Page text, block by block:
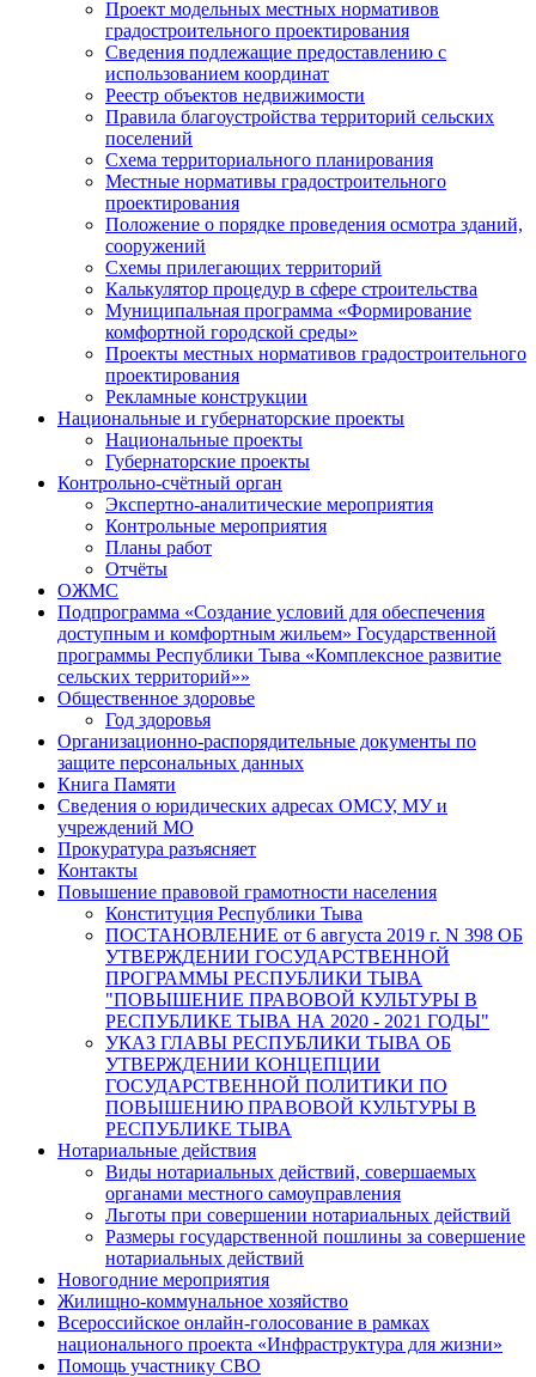
Проект модельных местных нормативов
градостроительного проектирования
Сведения подлежащие предоставлению с
использованием координат
Реестр объектов недвижимости
Правила благоустройства территорий сельских
поселений
Схема территориального планирования
Местные нормативы градостроительного
проектирования
Положение о порядке проведения осмотра зданий,
сооружений
Схемы прилегающих территорий
Калькулятор процедур в сфере строительства
Муниципальная программа «Формирование
комфортной городской среды»
Проекты местных нормативов градостроительного
проектирования
Рекламные конструкции
Национальные и губернаторские проекты
Национальные проекты
Губернаторские проекты
Контрольно-счётный орган
Экспертно-аналитические мероприятия
Контрольные мероприятия
Планы работ
Отчёты
ОЖМС
Подпрограмма «Создание условий для обеспечения
доступным и комфортным жильем» Государственной
программы Республики Тыва «Комплексное развитие
сельских территорий»»
Общественное здоровье
Год здоровья
Организационно-распорядительные документы по
защите персональных данных
Книга Памяти
Сведения о юридических адресах ОМСУ, МУ и
учреждений МО
Прокуратура разъясняет
Контакты
Повышение правовой грамотности населения
Конституция Республики Тыва
ПОСТАНОВЛЕНИЕ от 6 августа 2019 г. N 398 ОБ
УТВЕРЖДЕНИИ ГОСУДАРСТВЕННОЙ
ПРОГРАММЫ РЕСПУБЛИКИ ТЫВА
"ПОВЫШЕНИЕ ПРАВОВОЙ КУЛЬТУРЫ В
РЕСПУБЛИКЕ ТЫВА НА 2020 - 2021 ГОДЫ"
УКАЗ ГЛАВЫ РЕСПУБЛИКИ ТЫВА ОБ
УТВЕРЖДЕНИИ КОНЦЕПЦИИ
ГОСУДАРСТВЕННОЙ ПОЛИТИКИ ПО
ПОВЫШЕНИЮ ПРАВОВОЙ КУЛЬТУРЫ В
РЕСПУБЛИКЕ ТЫВА
Нотариальные действия
Виды нотариальных действий, совершаемых
органами местного самоуправления
Льготы при совершении нотариальных действий
Размеры государственной пошлины за совершение
нотариальных действий
Новогодние мероприятия
Жилищно-коммунальное хозяйство
Всероссийское онлайн-голосование в рамках
национального проекта «Инфраструктура для жизни»
Помощь участнику СВО